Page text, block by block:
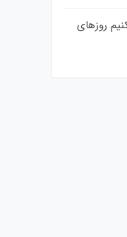
روزهای